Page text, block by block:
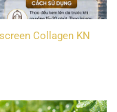
Collagen KN